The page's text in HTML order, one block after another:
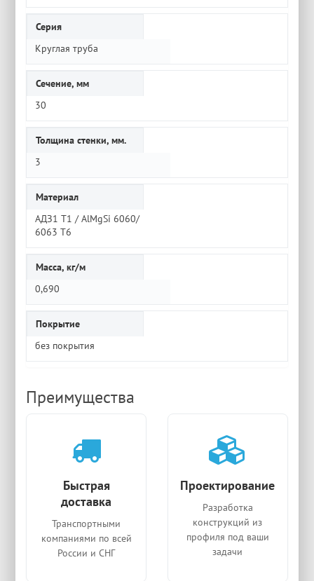
Серия
Круглая труба
Сечение, мм
30
Толщина стенки, мм.
3
Материал
АДЗ1 Т1 / AlMgSi 6060/
6063 Т6
Масса, кг/м
0,690
Покрытие
без покрытия
Преимущества
Быстрая
доставка
Транспортными
компаниями по всей
России и СНГ
Проектирование
Разработка
конструкций из
профиля под ваши
задачи